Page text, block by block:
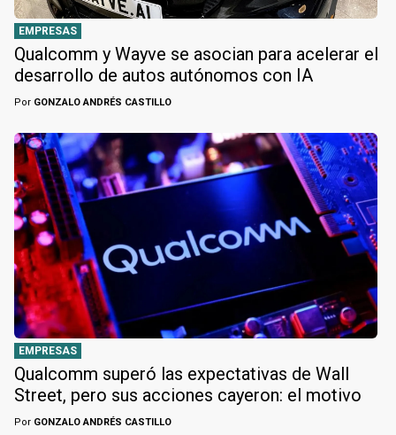
EMPRESAS
Qualcomm y Wayve se asocian para acelerar el
desarrollo de autos autónomos con IA
Por GONZALO ANDRÉS CASTILLO
EMPRESAS
Qualcomm superó las expectativas de Wall
Street, pero sus acciones cayeron: el motivo
Por GONZALO ANDRÉS CASTILLO